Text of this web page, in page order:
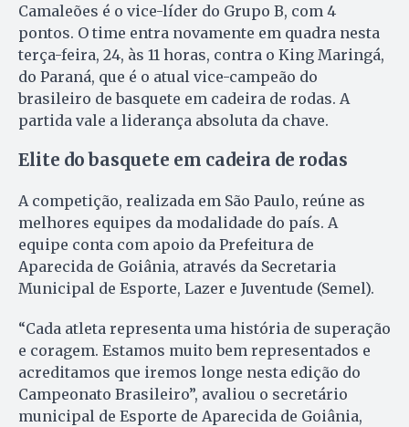
Camaleões é o vice-líder do Grupo B, com 4
pontos. O time entra novamente em quadra nesta
terça-feira, 24, às 11 horas, contra o King Maringá,
do Paraná, que é o atual vice-campeão do
brasileiro de basquete em cadeira de rodas. A
partida vale a liderança absoluta da chave.
Elite do basquete em cadeira de rodas
A competição, realizada em São Paulo, reúne as
melhores equipes da modalidade do país. A
equipe conta com apoio da Prefeitura de
Aparecida de Goiânia, através da Secretaria
Municipal de Esporte, Lazer e Juventude (Semel).
“Cada atleta representa uma história de superação
e coragem. Estamos muito bem representados e
acreditamos que iremos longe nesta edição do
Campeonato Brasileiro”, avaliou o secretário
municipal de Esporte de Aparecida de Goiânia,